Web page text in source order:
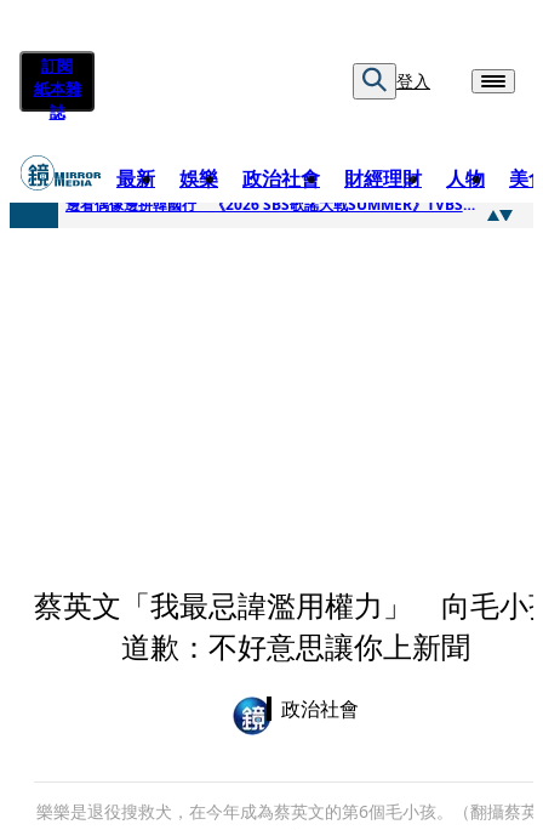
訂閱
紙本雜
誌
登入
最新 娛樂 政治社會 財經理財 人物 美
快訊
邊看偶像邊拚韓國行 《2026 SBS歌謠大戰SUMMER》TVBS直播祭追星福利
蔡英文「我最忌諱濫用權力」 向毛小
道歉：不好意思讓你上新聞
政治社會
樂樂是退役搜救犬，在今年成為蔡英文的第6個毛小孩。（翻攝蔡英